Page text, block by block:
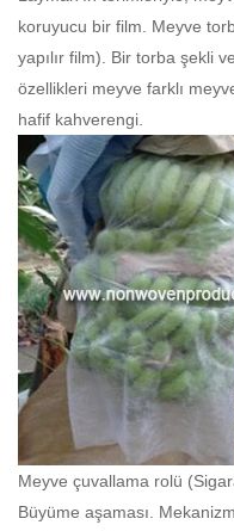
koruyucu bir film. Meyve
yapılır film). Bir torba şekli
özellikleri meyve farklı
hafif kahverengi.
Meyve çuvallama rolü (
Büyüme aşaması.